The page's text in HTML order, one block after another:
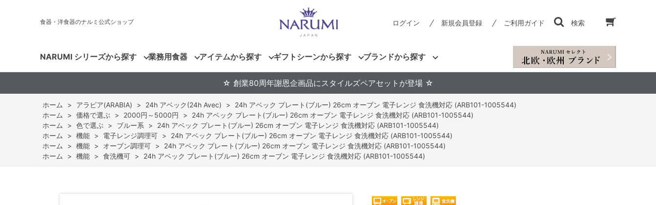
食器・洋食器のナルミ公式ショップ ログイン 新規会員登録 ご利用ガイド 検索
NARUMI シリーズから探す 業務用食器 アイテムから探す ギフトシーンから探す ブランドから探す
☆ 創業80周年謝恩企画品にスタイルズペアセットが登場 ☆
ホーム > アラビア(ARABIA) > 24h アベック(24h Avec) >
24h アベック プレート(ブルー) 26cm オーブン 電子レンジ 食洗機対応 (ARB101-1005544)
ホーム
> 価格で選ぶ > 2000円～5000円 >
24h アベック プレート(ブルー) 26cm オーブン 電子レンジ 食洗機対応 (ARB101-1005544)
ホーム
> 色で選ぶ > ブルー系 >
24h アベック プレート(ブルー) 26cm オーブン 電子レンジ 食洗機対応 (ARB101-1005544)
ホーム
> 機能 > 電子レンジ調理可 >
24h アベック プレート(ブルー) 26cm オーブン 電子レンジ 食洗機対応 (ARB101-1005544)
ホーム
> 機能 > オーブン調理可 >
24h アベック プレート(ブルー) 26cm オーブン 電子レンジ 食洗機対応 (ARB101-1005544)
ホーム
> 機能 > 食洗機可 > 24h アベック プレート(ブルー) 26cm オーブン 電子レンジ 食洗機対応 (ARB101-1005544)